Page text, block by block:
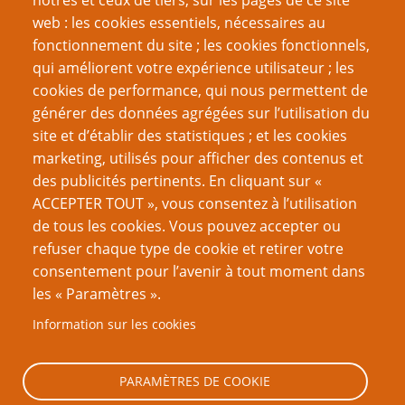
web : les cookies essentiels, nécessaires au
fonctionnement du site ; les cookies fonctionnels,
qui améliorent votre expérience utilisateur ; les
cookies de performance, qui nous permettent de
générer des données agrégées sur l’utilisation du
site et d’établir des statistiques ; et les cookies
marketing, utilisés pour afficher des contenus et
des publicités pertinents. En cliquant sur «
ACCEPTER TOUT », vous consentez à l’utilisation
de tous les cookies. Vous pouvez accepter ou
refuser chaque type de cookie et retirer votre
consentement pour l’avenir à tout moment dans
les « Paramètres ».
Information sur les cookies
PARAMÈTRES DE COOKIE
fluide
Structurer vos parties/histoires
Contrôler le ressenti de la campagne
Les Durées d'un round
Quand la Magie n'y est plus
Faites des coups bas aux PJ
VOUS AIMEREZ AUSSI
Dossier Mausritter
Manifeste pour la table ouverte 2 : De quoi une table
ouverte a-t-elle besoin ?
Le Sophisme de la campagne